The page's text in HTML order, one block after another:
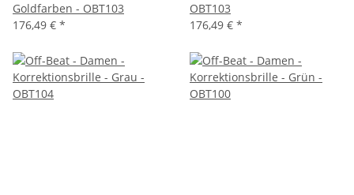
Goldfarben - OBT103
176,49 € *
OBT103
176,49 € *